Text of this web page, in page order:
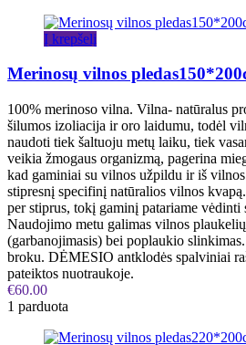
Į krepšelį
Merinosų vilnos
100% merinoso vilna. Vilna- natūralus
šilumos izoliacija ir oro laidumu, todėl
naudoti tiek šaltuoju metų laiku, tiek
veikia žmogaus organizmą, pagerina
kad gaminiai su vilnos užpildu ir iš
stipresnį specifinį natūralios vilnos
per stiprus, tokį gaminį patariame vėdinti
Naudojimo metu galimas vilnos
(garbanojimasis) bei poplaukio
broku. DĖMESIO antklodės spalviniai
pateiktos nuotraukoje.
€60.00
1 parduota